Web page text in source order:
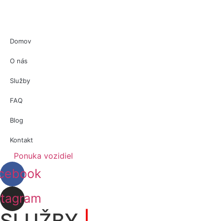
Domov
O nás
Služby
FAQ
Blog
Kontakt
Ponuka vozidiel